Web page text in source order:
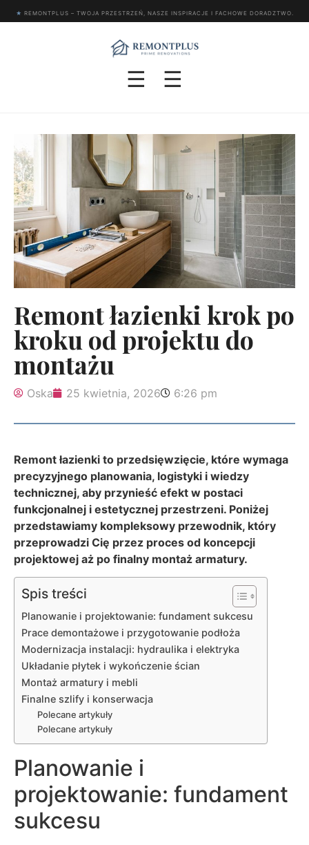
★ REMONTPLUS – TWOJA PRZESTRZEŃ, NASZE INSPIRACJE I FACHOWE DORADZTWO.
☰ ☰
Remont łazienki krok po
kroku od projektu do
montażu
Oska 25 kwietnia, 2026 6:26 pm
Remont łazienki to przedsięwzięcie, które wymaga
precyzyjnego planowania, logistyki i wiedzy
technicznej, aby przynieść efekt w postaci
funkcjonalnej i estetycznej przestrzeni. Poniżej
przedstawiamy kompleksowy przewodnik, który
przeprowadzi Cię przez proces od koncepcji
projektowej aż po finalny montaż armatury.
Spis treści
Planowanie i projektowanie: fundament sukcesu
Prace demontażowe i przygotowanie podłoża
Modernizacja instalacji: hydraulika i elektryka
Układanie płytek i wykończenie ścian
Montaż armatury i mebli
Finalne szlify i konserwacja
Polecane artykuły
Polecane artykuły
Planowanie i
projektowanie: fundament
sukcesu